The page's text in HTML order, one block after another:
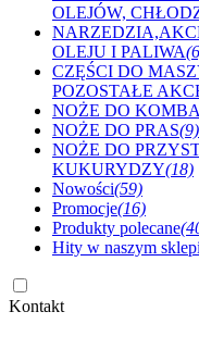
OLEJÓW,
OLEJU I PALIWA
CZĘŚCI DO
POZOSTAŁE
NOŻE DO
NOŻE DO PRAS(9)
NOŻE DO
KUKURYDZY(18)
Nowości(59)
Promocje(16)
Produkty polecane
Hity w naszym
Kontakt